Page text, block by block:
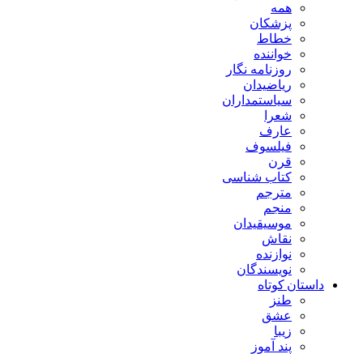
همه
پزشکان
خطاط
خواننده
روزنامه نگار
ریاضیدان
سیاستمداران
شعرا
عارف
فیلسوف
قرن
کتاب شناسی
مترجم
منجم
موسیقیدان
نقاش
نوازنده
نویسندگان
داستان کوتاه
طنز
عشق
زیبا
پند آموز